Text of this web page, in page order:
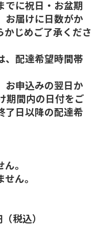
に祝日・お盆期
お届けに日数がか
かじめご了承くださ
配達希望時間帯
申込みの翌日か
期間内の日付をご
了日以降の配達希
。
ん。
税込）